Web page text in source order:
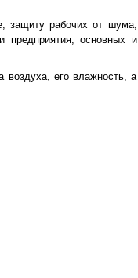
защиту рабочих от шума,
предприятия, основных и
воздуха, его влажность, а